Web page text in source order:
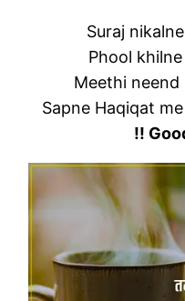
Suraj
Phool
Meethi neend
Sapne Haqiqat
!!